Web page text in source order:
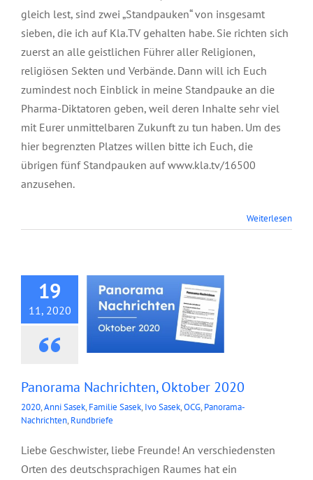
gleich lest, sind zwei „Standpauken“ von insgesamt
sieben, die ich auf Kla.TV gehalten habe. Sie richten sich
zuerst an alle geistlichen Führer aller Religionen,
religiösen Sekten und Verbände. Dann will ich Euch
zumindest noch Einblick in meine Standpauke an die
Pharma-Diktatoren geben, weil deren Inhalte sehr viel
mit Eurer unmittelbaren Zukunft zu tun haben. Um des
hier begrenzten Platzes willen bitte ich Euch, die
übrigen fünf Standpauken auf www.kla.tv/16500
anzusehen.
Weiterlesen
19
11, 2020
Panorama Nachrichten, Oktober 2020
2020,Anni Sasek, Familie Sasek, Ivo Sasek,OCG, Panorama-
Nachrichten, Rundbriefe
Liebe Geschwister, liebe Freunde! An verschiedensten
Orten des deutschsprachigen Raumes hat ein